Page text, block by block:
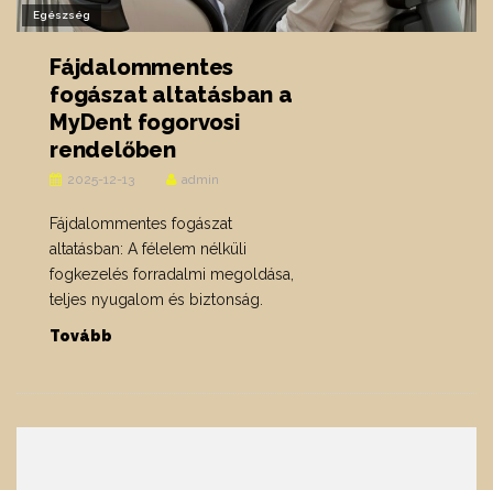
Egészség
Fájdalommentes
fogászat altatásban a
MyDent fogorvosi
rendelőben
2025-12-13 admin
Fájdalommentes fogászat
altatásban: A félelem nélküli
fogkezelés forradalmi megoldása,
teljes nyugalom és biztonság.
Tovább